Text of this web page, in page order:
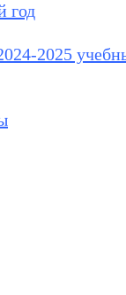
год
2025